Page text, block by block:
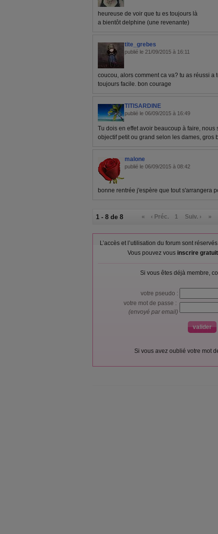
heureuse de voir que tu es toujours là
a bientôt delphine (une revenante)
tite_grebes
publié le 21/09/2015 à 16:11
coucou, alors comment ca va? tu as réussi a
toujours facile. bon courage
TITISARDINE
publié le 06/09/2015 à 16:49
Tu dois en effet avoir beaucoup à faire, nous
objectif petit ou grand selon les dames, gros
malone
publié le 06/09/2015 à 08:42
bonne rentrée j'espère que tout s'arrangera
1 - 8 de 8 « ‹ Préc. 1 Suiv. › »
L’accès et l’utilisation du forum sont
Vous pouvez vous inscrire
Si vous êtes déjà membre,
votre pseudo :
votre mot de passe :
(envoyé par email)
Si vous avez oublié votre mot